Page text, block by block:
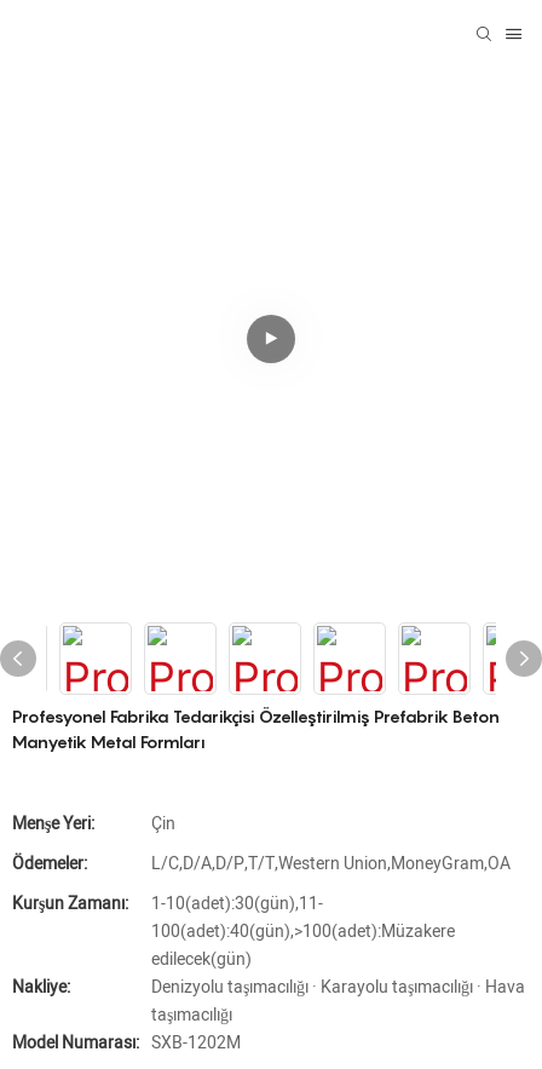
Profesyonel Fabrika Tedarikçisi Özelleştirilmiş Prefabrik Beton
Manyetik Metal Formları
Menşe Yeri:
Çin
Ödemeler:
L/C,D/A,D/P,T/T,Western Union,MoneyGram,OA
Kurşun Zamanı:
1-10(adet):30(gün),11-
100(adet):40(gün),>100(adet):Müzakere
edilecek(gün)
Nakliye:
Denizyolu taşımacılığı · Karayolu taşımacılığı · Hava
taşımacılığı
Model Numarası: SXB-1202M